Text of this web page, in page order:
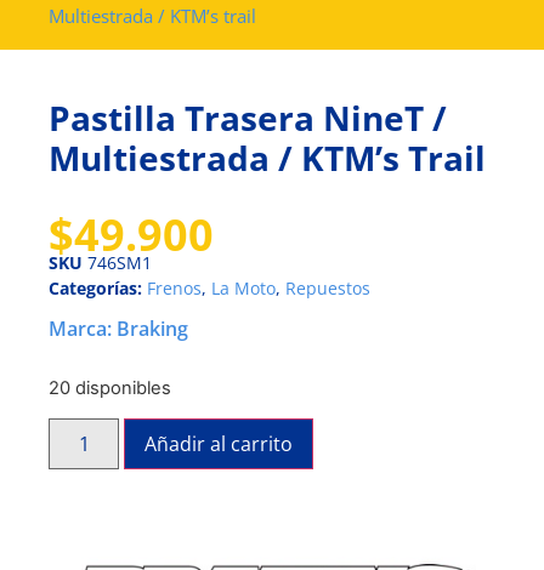
Multiestrada / KTM’s trail
Pastilla Trasera NineT /
Multiestrada / KTM’s Trail
$49.900
SKU 746SM1
Categorías: Frenos, La Moto, Repuestos
Marca: Braking
20 disponibles
Añadir al carrito